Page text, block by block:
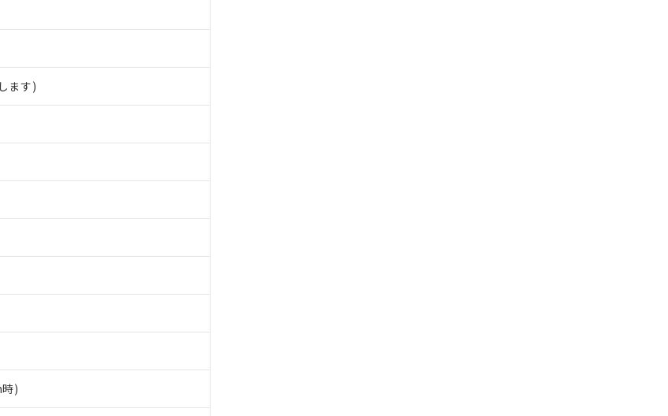
ます)
)（10物質）の非含有に非対応の商品で、対応品を出す予定はありません。
（10物質）の非含有の対応状況を調査中または確認中の商品です。